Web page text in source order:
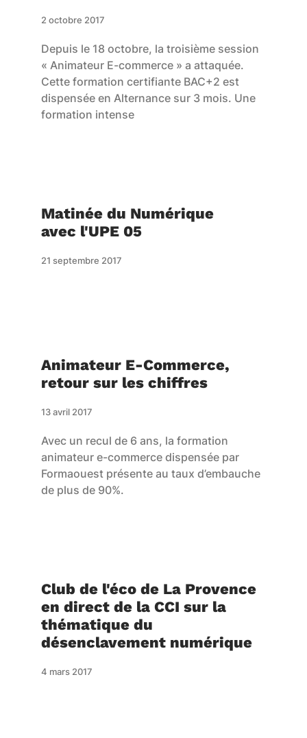
2 octobre 2017
Depuis le 18 octobre, la troisième session
« Animateur E-commerce » a attaquée.
Cette formation certifiante BAC+2 est
dispensée en Alternance sur 3 mois. Une
formation intense
Matinée du Numérique
avec l'UPE 05
21 septembre 2017
Animateur E-Commerce,
retour sur les chiffres
13 avril 2017
Avec un recul de 6 ans, la formation
animateur e-commerce dispensée par
Formaouest présente au taux d’embauche
de plus de 90%.
Club de l'éco de La Provence
en direct de la CCI sur la
thématique du
désenclavement numérique
4 mars 2017